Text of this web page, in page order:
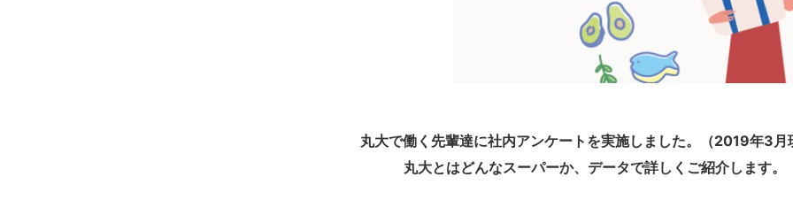
丸大で働く先輩達に社内アンケートを実施しました。（2019年3月
丸大とはどんなスーパーか、データで詳しくご紹介します。